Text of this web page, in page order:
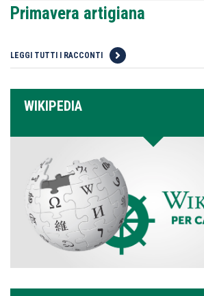
Primavera artigiana
LEGGI TUTTI I RACCONTI
WIKIPEDIA